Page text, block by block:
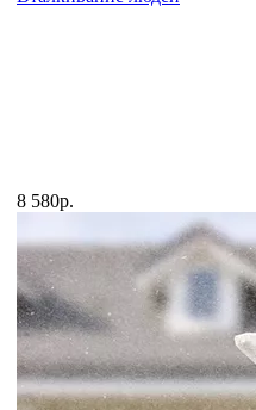
8 580р.